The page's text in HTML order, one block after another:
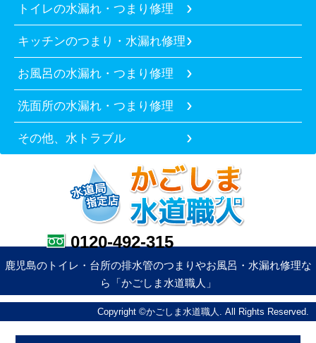
トイレの水漏れ・つまり修理
キッチンのつまり・水漏れ修理
お風呂の水漏れ・つまり修理
洗面所の水漏れ・つまり修理
その他、水トラブル
0120-492-315
鹿児島のトイレ・台所の排水管のつまりやお風呂・水漏れ修理な
ら「かごしま水道職人」
Copyright ©かごしま水道職人. All Rights Reserved.